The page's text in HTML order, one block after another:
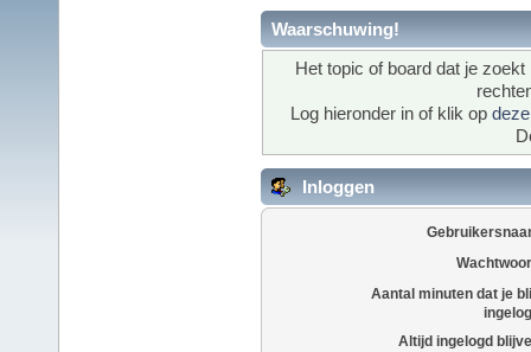
Waarschuwing!
Het topic of board dat je
Log hieronder in of klik op
Inloggen
Aantal minuten dat je
Altijd ingelogd